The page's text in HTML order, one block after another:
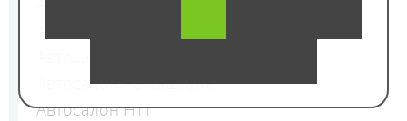
Автосалон на Каширке
Автосалон НТТ